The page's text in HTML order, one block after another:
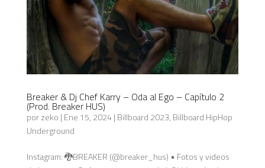
Breaker & Dj Chef Karry – Oda al Ego – Capítulo 2
(Prod. Breaker HUS)
porzeko|Ene 15, 2024|Billboard 2023,Billboard HipHop
Underground
Instagram: 🐉BREAKER (@breaker_hus) • Fotos y videos